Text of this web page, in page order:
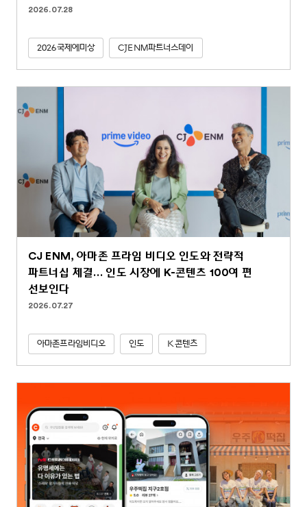
2026.07.28
2026국제에미상 CJENM파트너스데이
CJ ENM, 아마존 프라임 비디오 인도와 전략적
파트너십 체결… 인도 시장에 K-콘텐츠 100여 편
선보인다
2026.07.27
아마존프라임비디오 인도 K콘텐츠